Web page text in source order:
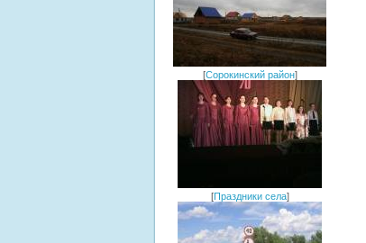
[Сорокинский район]
[Праздники села]